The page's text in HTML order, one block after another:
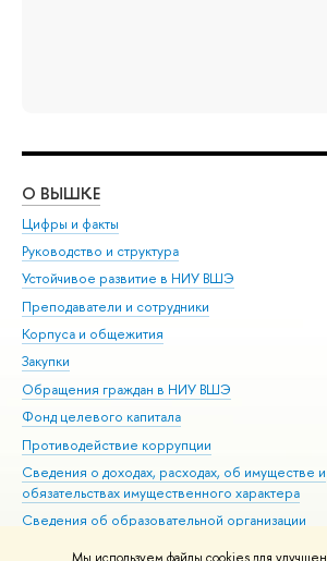
О ВЫШКЕ
Цифры и факты
Руководство и структура
Устойчивое развитие в НИУ ВШЭ
Преподаватели и сотрудники
Корпуса и общежития
Закупки
Обращения граждан в НИУ ВШЭ
Фонд целевого капитала
Противодействие коррупции
Сведения о доходах, расходах, об имуществе и
обязательствах имущественного характера
Сведения об образовательной организации
Людям с ограниченными возможностями